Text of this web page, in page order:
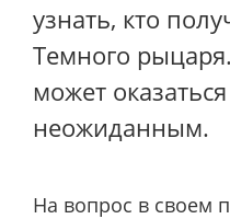
узнать, кто
Темного
может
неожиданным.
На вопрос в своем